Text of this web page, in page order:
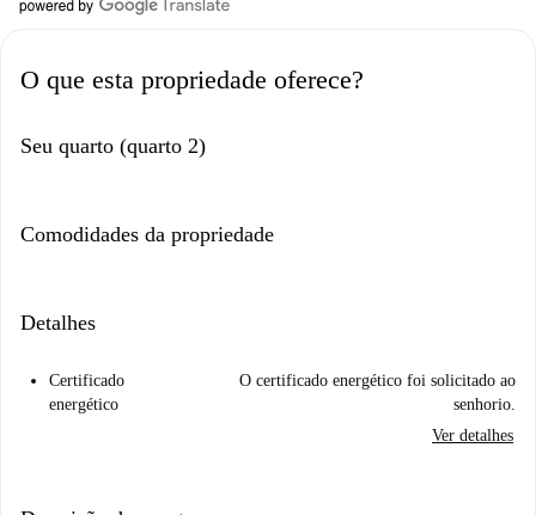
O que esta propriedade oferece?
Seu quarto (quarto 2)
Comodidades da propriedade
Detalhes
Certificado
energético
O certificado energético foi solicitado ao
senhorio.
Ver detalhes